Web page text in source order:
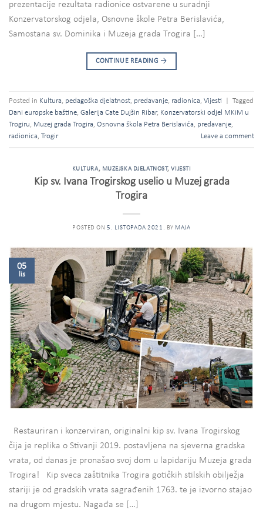
prezentacije rezultata radionice ostvarene u suradnji
Konzervatorskog odjela, Osnovne škole Petra Berislavića,
Samostana sv. Dominika i Muzeja grada Trogira […]
CONTINUE READING →
Posted in Kultura, pedagoška djelatnost, predavanje, radionica, Vijesti
Tagged
Dani europske baštine, Galerija Cate Dujšin Ribar, Konzervatorski odjel MKiM u
Trogiru, Muzej grada Trogira, Osnovna škola Petra Berislavića, predavanje,
radionica, Trogir Leave a comment
KULTURA, MUZEJSKA DJELATNOST,VIJESTI
Kip sv. Ivana Trogirskog uselio u Muzej grada
Trogira
POSTED ON 5. LISTOPADA 2021. BY MAJA
05
lis
Restauriran i konzerviran, originalni kip sv. Ivana Trogirskog
čija je replika o Stivanji 2019. postavljena na sjeverna gradska
vrata, od danas je pronašao svoj dom u lapidariju Muzeja grada
Trogira! Kip sveca zaštitnika Trogira gotičkih stilskih obilježja
stariji je od gradskih vrata sagrađenih 1763. te je izvorno stajao
na drugom mjestu. Nagađa se […]